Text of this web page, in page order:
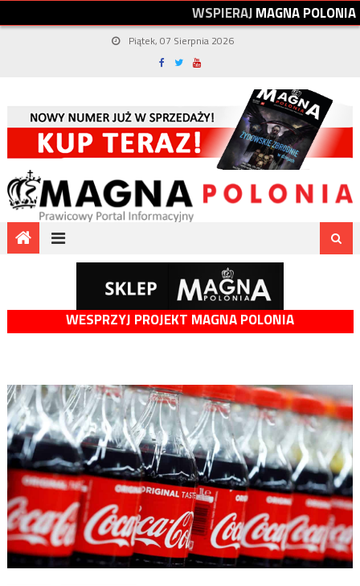
WSPIERAJMAGNAPOLONIA
Piątek, 07 Sierpnia 2026
WESPRZYJ PROJEKT MAGNA POLONIA